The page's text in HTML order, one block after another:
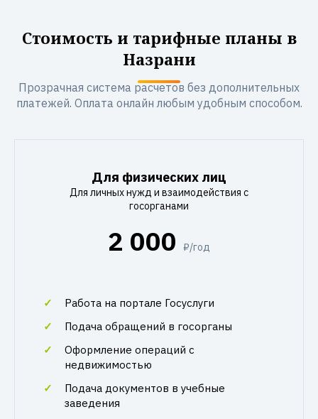
Стоимость и тарифные планы в
Назрани
Прозрачная система расчетов без дополнительных
платежей. Оплата онлайн любым удобным способом.
Для физических лиц
Для личных нужд и взаимодействия с
госорганами
2 000 ₽/год
Работа на портале Госуслуги
Подача обращений в госорганы
Оформление операций с
недвижимостью
Подача документов в учебные
заведения